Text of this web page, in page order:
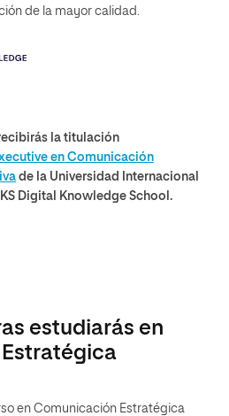
de la mayor calidad.
la titulación
en Comunicación
de la Universidad Internacional
Digital Knowledge School.
estudiarás en
en Comunicación Estratégica